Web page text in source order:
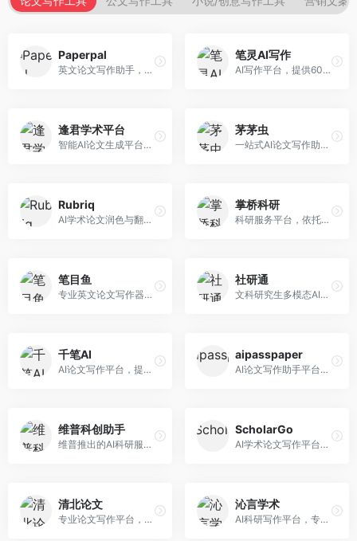
Paperpal
英文论文写作助手，专注于学术英语润色。面向需要发表国际期刊的研究者，提供语法检查、学术表达优化、格式规范等服务，英语表达地道专业。
笔灵AI写作
AI写作平台，提供600+写作模板。面向学生、职场人士和内容创作者，支持论文、公文、营销文案等多种文体，模板丰富，一键生成，写作效率大幅提升。
逢君学术平台
智能AI论文生成平台，支持查重检测。面向高校学生和研究人员，提供论文选题、内容生成、查重修改等一站式服务，学术写作流程完整。
茅茅虫
一站式AI论文写作助手，覆盖学术写作全场景。面向高校学生和科研人员，提供开题报告、文献综述、论文正文等写作服务，支持多学科多类型论文，操作简便。
Rubriq
AI学术论文润色与翻译平台。面向国际期刊投稿者，提供论文润色、翻译、格式调整等服务，支持多语言，学术表达专业规范。
掌桥科研
科研服务平台，依托3亿+真实文献数据库。面向学术研究者和学生，提供文献检索、论文写作、科研数据分析等服务，文献资源丰富，学术支持专业。
笔目鱼
专业英文论文写作器，支持学术论文全流程。面向留学生和国际期刊投稿者，提供英文论文撰写、润色、格式调整等服务，学术英语表达规范。
社研通
文科研究生多模态AI学术写作平台。面向文科研究生和社科研究者，提供文献综述、理论分析、定性研究辅助等服务，文科研究方法论支持完善。
千笔AI
AI论文写作平台，提供无限改稿服务。面向高校学生和学术研究者，支持论文选题、大纲生成、内容撰写、查重修改等全流程服务，改稿次数不限，服务质量有保障。
aipasspaper
AI论文写作助手平台，提供智能化的学术写作支持。面向大学生和研究人员，支持多种学科论文生成，提供参考文献管理和格式规范服务，写作效率高。
维普科创助手
维普推出的AI科研服务平台，整合学术资源与智能写作。面向科研人员和高校师生，提供文献检索、论文写作、查重检测等一站式服务，学术资源权威可靠。
ScholarGo
AI学术论文写作平台，专注于理工科领域的逻辑构建。面向理工科研究生和科研工作者，提供公式编辑、数据分析、论文结构优化等服务，理工科写作逻辑严谨。
清北论文
专业论文写作平台，依托高校学术资源。面向本科生和研究生，提供论文指导、写作辅助、查重检测等服务，学术规范性强，适合追求高质量论文的用户。
沁言学术
AI科研写作平台，专注于学术研究辅助。面向研究生和科研工作者，提供文献分析、研究方法指导、论文撰写等服务，学术资源丰富，研究支持全面。